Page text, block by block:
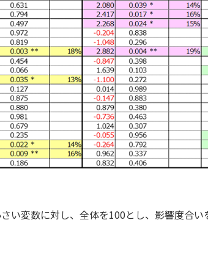
い変数に対し、全体を100とし、影響度合い